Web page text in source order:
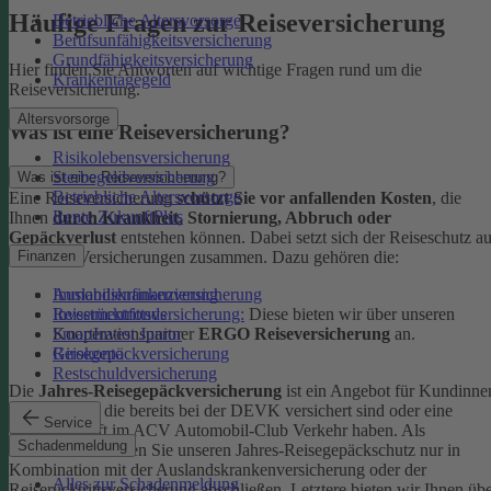
Betriebliche Altersvorsorge
Berufsunfähigkeitsversicherung
Grundfähigkeitsversicherung
Krankentagegeld
Altersvorsorge
Risikolebensversicherung
Sterbegeldversicherung
Betriebliche Altersvorsorge
Rente ZukunftPlus
Finanzen
Immobilienfinanzierung
Investmentfonds
SmartInvest Junior
Girokonto
Restschuldversicherung
Service
Schadenmeldung
Alles zur Schadenmeldung
Häufige Fragen zur Reiseversicherung
Hier finden Sie Antworten auf wichtige Fragen rund um die
Reiseversicherung.
Was ist eine Reiseversicherung?
Was ist eine Reiseversicherung?
Eine Reiseversicherungschützt Sie vor anfallenden Kosten, die
Ihnen durch Krankheit, Stornierung, Abbruch oder
Gepäckverlust entstehen können. Dabei setzt sich der Reiseschutz
mehreren Versicherungen zusammen. Dazu gehören die:
Auslandskrankenversicherung
Reiserücktrittsversicherung: Diese bieten wir über unseren
Kooperationspartner ERGO Reiseversicherung an.
Reisegepäckversicherung
Die Jahres-Reisegepäckversicherung ist ein Angebot für
und Kunden, die bereits bei der DEVK versichert sind oder eine
Mitgliedschaft im ACV Automobil-Club Verkehr haben. Als
Neukund:in können Sie unseren Jahres-Reisegepäckschutz nur in
Kombination mit der Auslandskrankenversicherung oder der